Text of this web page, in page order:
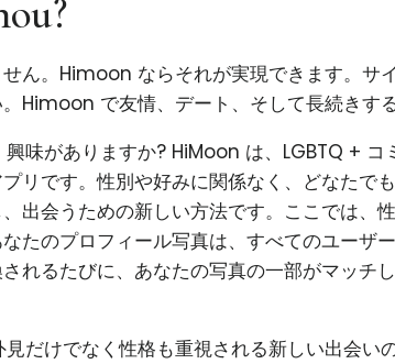
ん。Himoon ならそれが実現できます。サ
Himoon で友情、デート、そして長続きす
味がありますか? HiMoon は、LGBTQ + コ
リです。性別や好みに関係なく、どなたで
出会うための新しい方法です。ここでは、
たのプロフィール写真は、すべてのユーザ
れるたびに、あなたの写真の一部がマッチ
だけでなく性格も重視される新しい出会い